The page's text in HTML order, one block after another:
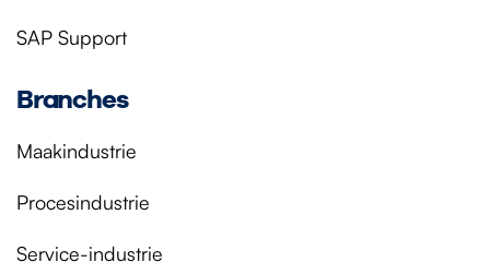
SAP Support
Branches
Maakindustrie
Procesindustrie
Service-industrie